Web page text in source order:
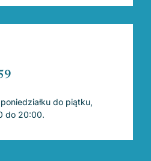
do piątku,
do 20:00.